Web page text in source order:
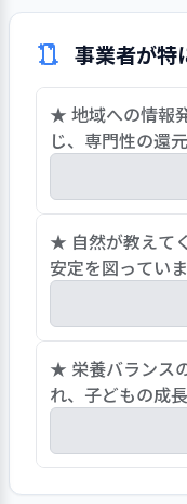
えられてい
色ある幼児
体的に意欲
る目標に期待
ン、森の宝
験)や出産前
赤ちゃんピ
ています。
も受け付け
七夕飾り・
行っていま
年寄りとの
地域に根ざ
地域の方々
指す事に期
事業者が特
★ 地域への情報
じ、専門性の還
地域社会に対し
フレット、地域
りやすく保育園
報を発信してい
生、小中高生の
域の子育て支援
し、保育所体験
献に取り組んで
援に対し、あた
み、子育て支援
★ 自然が教えて
安定を図ってい
当園は子育ては
金井公園のすぐ
良ければ朝から
たり、気持ちの
たりと開放感を
り入れた活動の
★ 栄養バランス
れ、子どもの成
栄養のバランス